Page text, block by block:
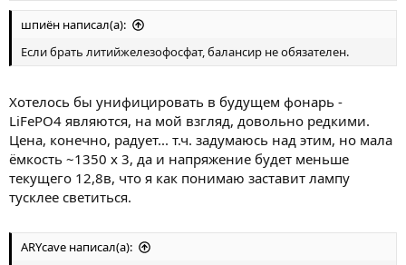
шпиён написал(а):
Если брать литийжелезофосфат, балансир не обязателен.
Хотелось бы унифицировать в будущем фонарь -
LiFePO4 являются, на мой взгляд, довольно редкими.
Цена, конечно, радует... т.ч. задумаюсь над этим, но мала
ёмкость ~1350 x 3, да и напряжение будет меньше
текущего 12,8в, что я как понимаю заставит лампу
тусклее светиться.
ARYсave написал(а):